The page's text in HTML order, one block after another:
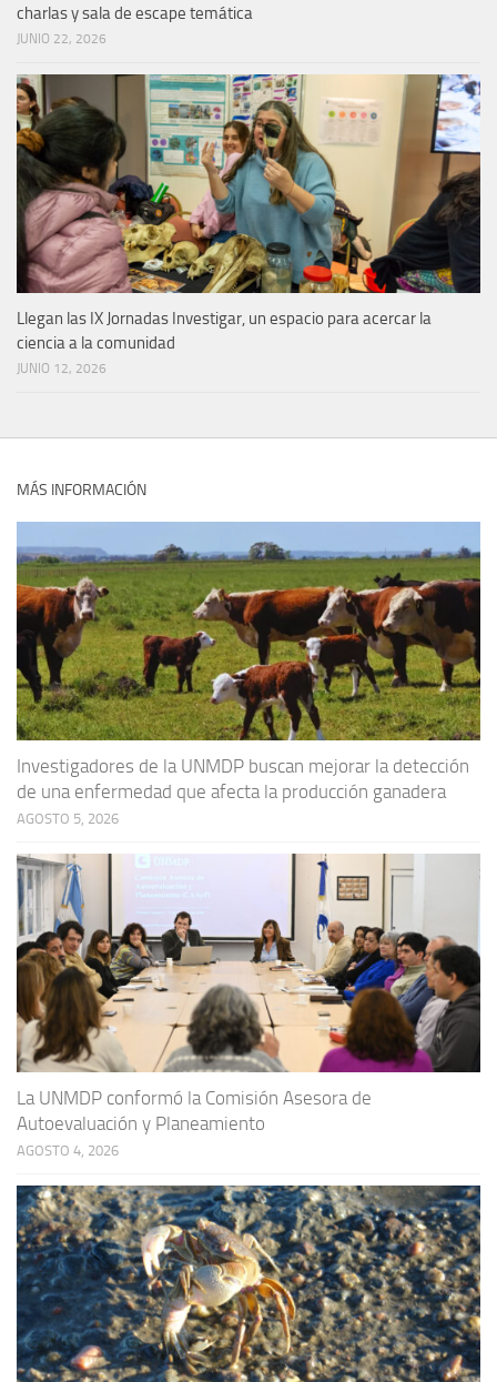
charlas y sala de escape temática
JUNIO 22, 2026
Llegan las IX Jornadas Investigar, un espacio para acercar la
ciencia a la comunidad
JUNIO 12, 2026
MÁS INFORMACIÓN
Investigadores de la UNMDP buscan mejorar la detección
de una enfermedad que afecta la producción ganadera
AGOSTO 5, 2026
La UNMDP conformó la Comisión Asesora de
Autoevaluación y Planeamiento
AGOSTO 4, 2026